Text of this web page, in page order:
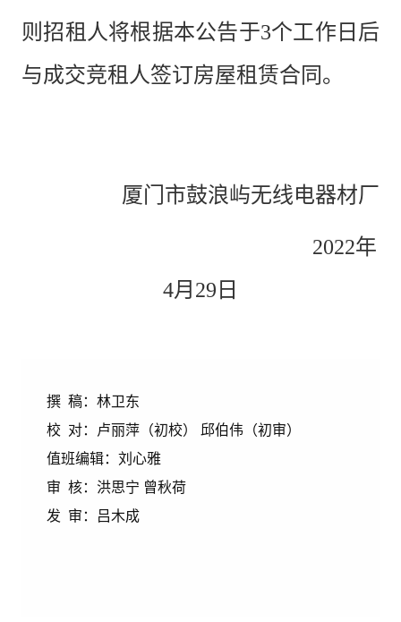
则招租人将根据本公告于3个工作日后
与成交竞租人签订房屋租赁合同。
厦门市鼓浪屿无线电器材厂
2022年
4月 29 日
撰 稿：林卫东
校 对：
卢丽萍 （初校） 邱伯伟 （初审）
值班编辑：刘心雅
审 核： 洪思宁 曾秋荷
发 审：吕木成